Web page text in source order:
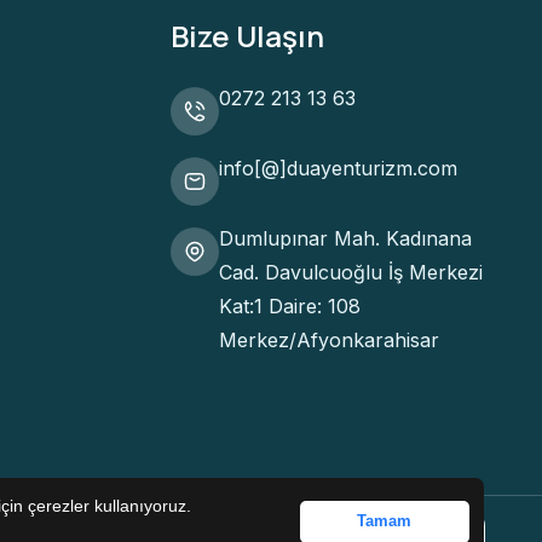
çerezler kullanıyoruz.
Tamam
Bize Ulaşın
0272 213 13 63
info[@]duayenturizm.com
Dumlupınar Mah. Kadınana
Cad. Davulcuoğlu İş Merkezi
Kat:1 Daire: 108
Merkez/Afyonkarahisar